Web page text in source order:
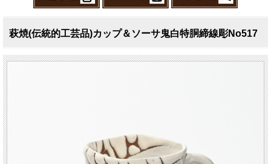
萩焼(伝統的工芸品)カップ＆ソーサ鬼白特胴締線彫No517